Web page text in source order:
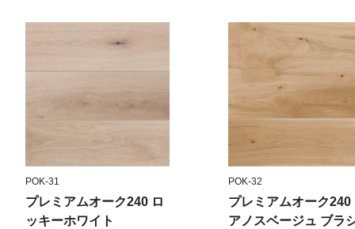
POK-31
プレミアムオーク240 ロ
ッキーホワイト
POK-32
プレミアムオーク240
アノスベージュ ブラ